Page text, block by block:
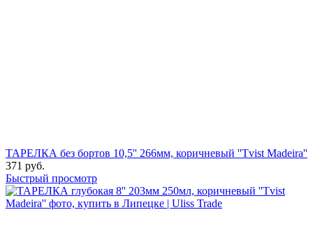
ТАРЕЛКА без бортов 10,5'' 266мм, коричневый ''Tvist Madeira''
371 руб.
Быстрый просмотр